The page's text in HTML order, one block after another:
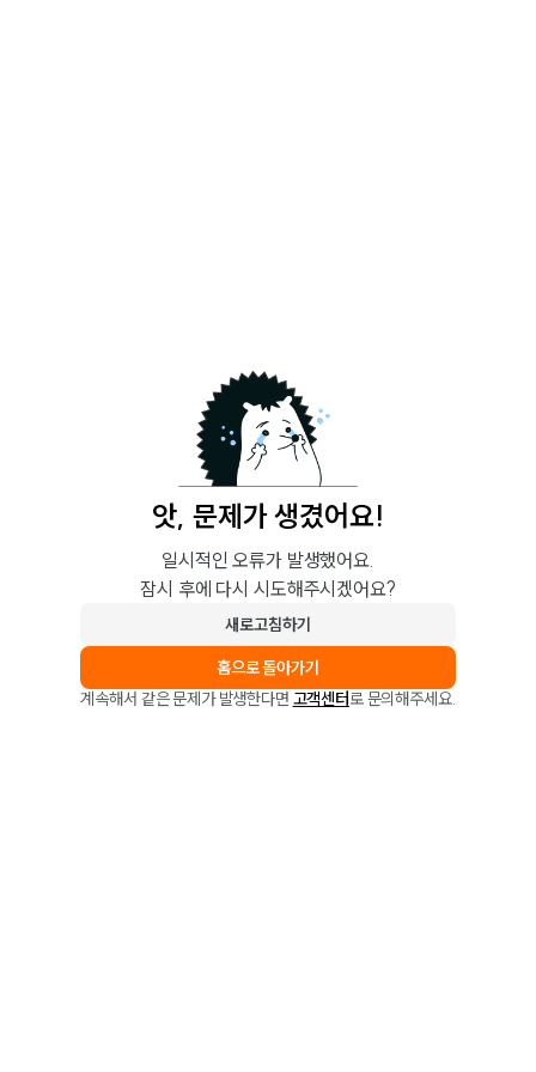
앗, 문제가 생겼어요!
일시적인 오류가 발생했어요.
잠시 후에 다시 시도해주시겠어요?
새로고침하기
홈으로 돌아가기
계속해서 같은 문제가 발생한다면 고객센터로 문의해주세요.